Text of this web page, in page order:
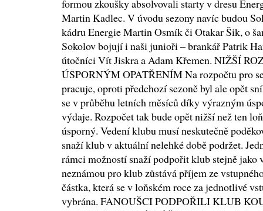
formou zkoušky absolvovali starty v dresu
Martin Kadlec. V úvodu sezony navíc budou
kádru Energie Martin Osmík či Otakar Šik, o
Sokolov bojují i naši junioři – brankář Patrik
útočníci Vít Jiskra a Adam Křemen. NIŽŠÍ
ÚSPORNÝM OPATŘENÍM Na rozpočtu pro
pracuje, oproti předchozí sezoně byl ale opět
se v průběhu letních měsíců díky výrazným
výdaje. Rozpočet tak bude opět nižší než ten
úsporný. Vedení klubu musí neskutečně
snaží klub v aktuální nelehké době podržet.
rámci možností snaží podpořit klub stejně jako
neznámou pro klub zůstává příjem ze
částka, která se v loňském roce za jednotlivé
vybrána. FANOUŠCI PODPOŘILI KLUB